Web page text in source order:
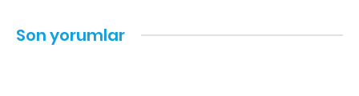
Son yorumlar